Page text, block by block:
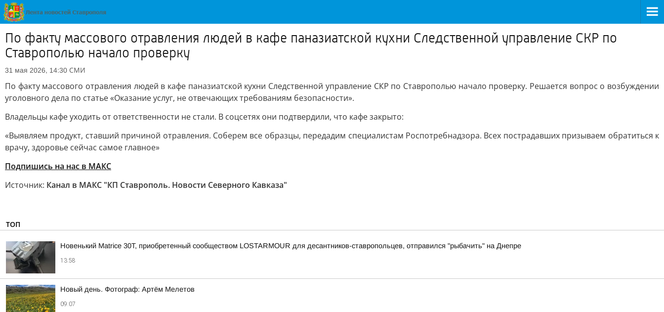
По факту массового отравления людей в кафе паназиатской кухни Следственной управление СКР по
Ставрополью начало проверку
31 мая 2026, 14:30 СМИ
По факту массового отравления людей в кафе паназиатской кухни Следственной управление СКР по Ставрополью начало проверку. Решается вопрос о возбуждении
уголовного дела по статье «Оказание услуг, не отвечающих требованиям безопасности».
Владельцы кафе уходить от ответственности не стали. В соцсетях они подтвердили, что кафе закрыто:
«Выявляем продукт, ставший причиной отравления. Соберем все образцы, передадим специалистам Роспотребнадзора. Всех пострадавших призываем обратиться к
врачу, здоровье сейчас самое главное»
Подпишись на нас в МАКС
Источник: Канал в МАКС "КП Ставрополь. Новости Северного Кавказа"
ТОП
Новенький Matrice 30T, приобретенный сообществом LOSTARMOUR для десантников-ставропольцев, отправился "рыбачить" на Днепре
13:58
Новый день. Фотограф: Артём Мелетов
09:07